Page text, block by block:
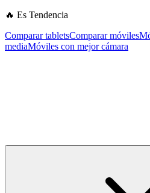
🔥 Es Tendencia
Comparar tabletsComparar móviles
mediaMóviles con mejor cámara